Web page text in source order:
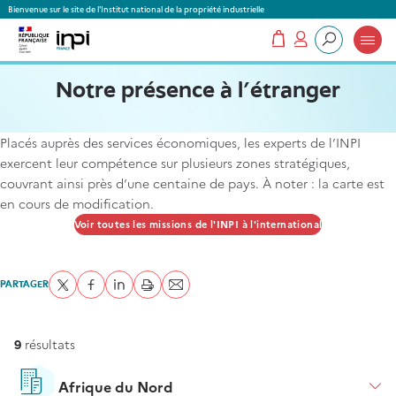
Bienvenue sur le site de l'Institut national de la propriété industrielle
Que recherchez-vous ?
Mon compte
Mon panier
Notre présence à l'étranger
Placés auprès des services économiques, les experts de l’INPI
exercent leur compétence sur plusieurs zones stratégiques,
couvrant ainsi près d’une centaine de pays. À noter : la carte est
en cours de modification.
Voir toutes les missions de l'INPI à l'international
PARTAGERPartager sur Twitter
Partager sur Facebook
Partager sur LinkedIn
imprimerEnvoyer par courriel
<p>Placés auprès des services économiques,
9 résultats
Afrique du Nord
Panneau de gestion des cookies